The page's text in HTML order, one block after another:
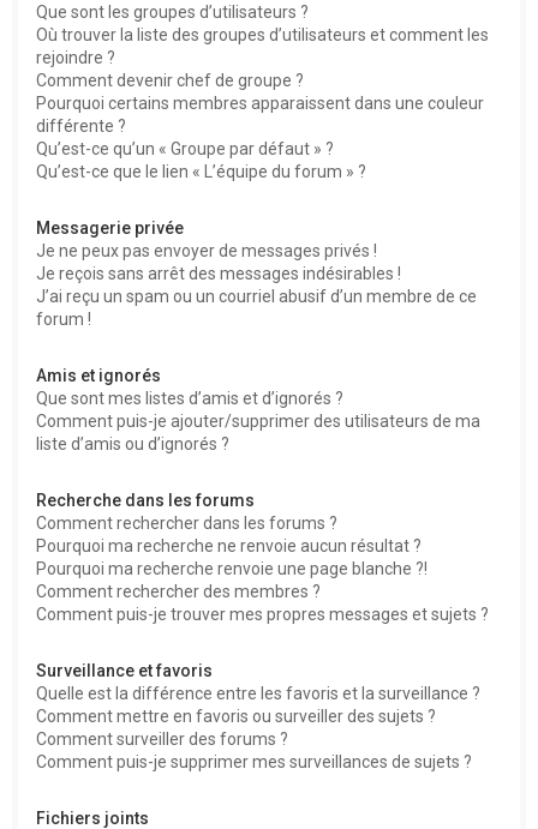
Que sont les groupes d’utilisateurs ?
Où trouver la liste des groupes d’utilisateurs et comment les
rejoindre ?
Comment devenir chef de groupe ?
Pourquoi certains membres apparaissent dans une couleur
différente ?
Qu’est-ce qu’un « Groupe par défaut » ?
Qu’est-ce que le lien « L’équipe du forum » ?
Messagerie privée
Je ne peux pas envoyer de messages privés !
Je reçois sans arrêt des messages indésirables !
J’ai reçu un spam ou un courriel abusif d’un membre de ce
forum !
Amis et ignorés
Que sont mes listes d’amis et d’ignorés ?
Comment puis-je ajouter/supprimer des utilisateurs de ma
liste d’amis ou d’ignorés ?
Recherche dans les forums
Comment rechercher dans les forums ?
Pourquoi ma recherche ne renvoie aucun résultat ?
Pourquoi ma recherche renvoie une page blanche ?!
Comment rechercher des membres ?
Comment puis-je trouver mes propres messages et sujets ?
Surveillance et favoris
Quelle est la différence entre les favoris et la surveillance ?
Comment mettre en favoris ou surveiller des sujets ?
Comment surveiller des forums ?
Comment puis-je supprimer mes surveillances de sujets ?
Fichiers joints